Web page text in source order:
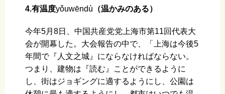
4.有温度yǒuwēndù （温かみのある）
今年5月8日、中国共産党党上海市第11回代表大
会が開幕した。大会報告の中で、「上海は今後5
年間で『人文之城』にならなければならない。
つまり、建物は『読む』ことができるように
し、街はジョギングに適するようにし、公園は